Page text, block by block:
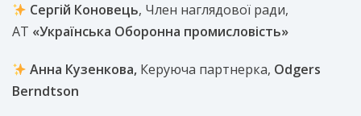
Сергій Коновець, Член наглядової ради,
АТ «Українська Оборонна промисловість»
Анна Кузенкова, Керуюча партнерка, Odgers
Berndtson